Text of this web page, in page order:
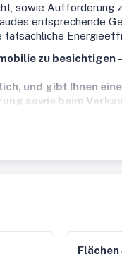
sowie Aufforderung
entsprechende
zu besichtigen
und gibt Ihnen
sowie beim
Flächen